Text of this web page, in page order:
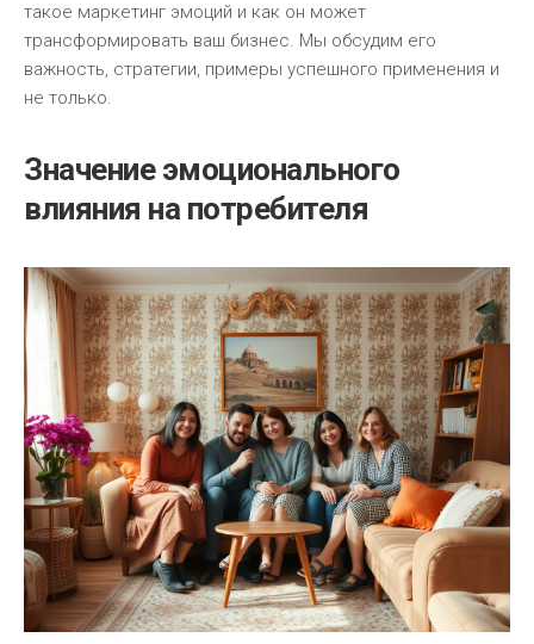
такое маркетинг эмоций и как он может
трансформировать ваш бизнес. Мы обсудим его
важность, стратегии, примеры успешного применения и
не только.
Значение эмоционального
влияния на потребителя